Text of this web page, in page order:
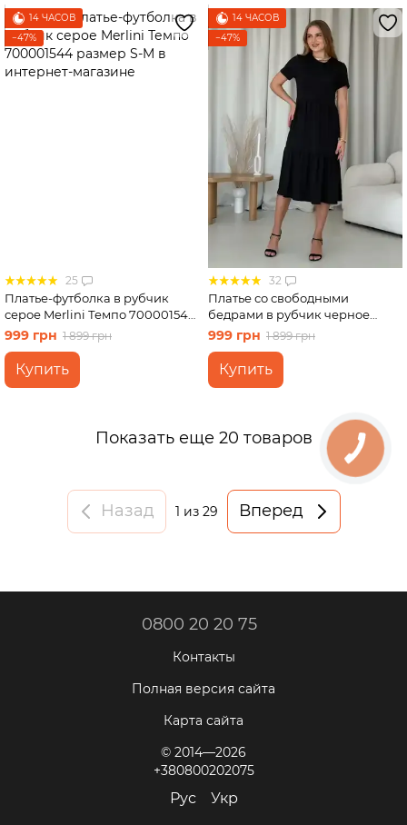
14 ЧАСОВ
−47%
25
Платье-футболка в рубчик
серое Merlini Темпо 700001544
размер S-M
999 грн 1 899 грн
Купить
14 ЧАСОВ
−47%
32
Платье со свободными
бедрами в рубчик черное
Merlini Реджо 700001581
размер S-M
999 грн 1 899 грн
Купить
Показать еще 20 товаров
Назад 1 из 29 Вперед
0800 20 20 75
Контакты
Полная версия сайта
Карта сайта
© 2014—2026
+380800202075
Рус Укр